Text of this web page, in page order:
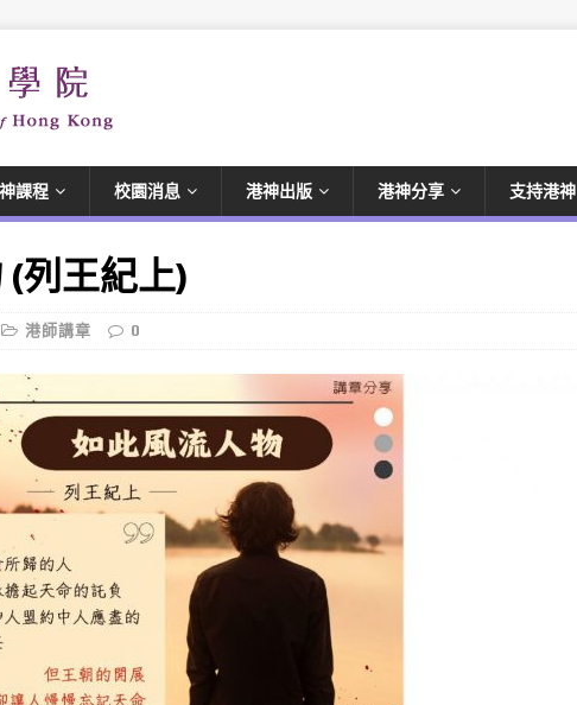
課程 校園消息 港神出版 港神分享 支持港神
列王紀上)
港師講章 0